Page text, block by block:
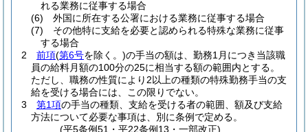
れる業務に従事する場合
(6)
外国に所在する公署における業務に従事する場合
(7)
その他特に支給を必要と認められる特殊な業務に従事
する場合
2
前項(第6号を除く。)の手当の額は、勤務1月につき当該職
員の給料月額の100分の25に相当する額の範囲内とする。
ただし、職務の性質により2以上の種類の特殊勤務手当の支
給を受ける場合には、この限りでない。
3
第1項の手当の種類、支給を受ける者の範囲、額及び支給
方法について必要な事項は、別に条例で定める。
(平5条例51・平22条例13・一部改正)